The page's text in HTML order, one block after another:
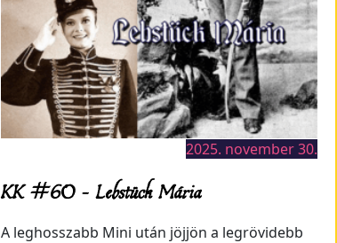
2025. november 30.
KK #60 – Lebstück Mária
A leghosszabb Mini után jöjjön a legrövidebb